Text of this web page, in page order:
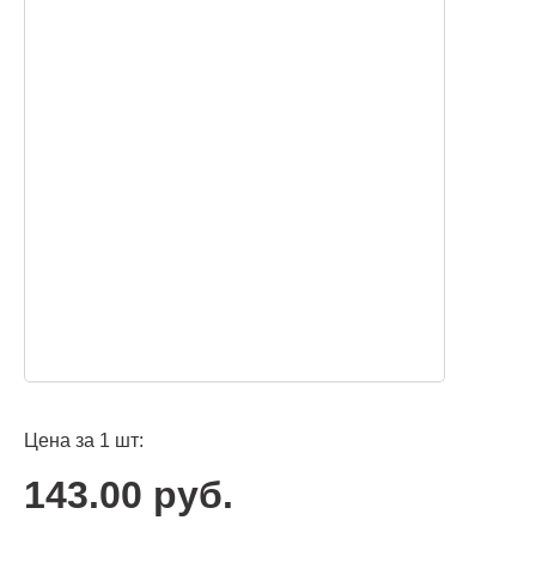
Цена за 1 шт:
143.00 руб.